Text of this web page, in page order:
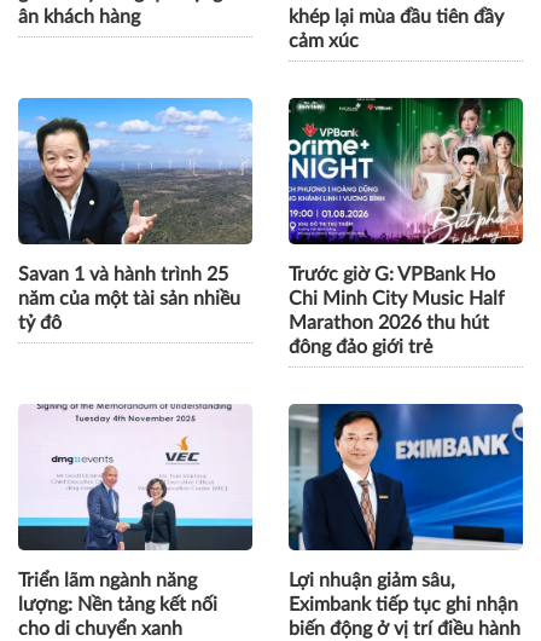
ân khách hàng
khép lại mùa đầu tiên đầy
cảm xúc
Savan 1 và hành trình 25
năm của một tài sản nhiều
tỷ đô
Trước giờ G: VPBank Ho
Chi Minh City Music Half
Marathon 2026 thu hút
đông đảo giới trẻ
Triển lãm ngành năng
lượng: Nền tảng kết nối
cho di chuyển xanh
Lợi nhuận giảm sâu,
Eximbank tiếp tục ghi nhận
biến động ở vị trí điều hành